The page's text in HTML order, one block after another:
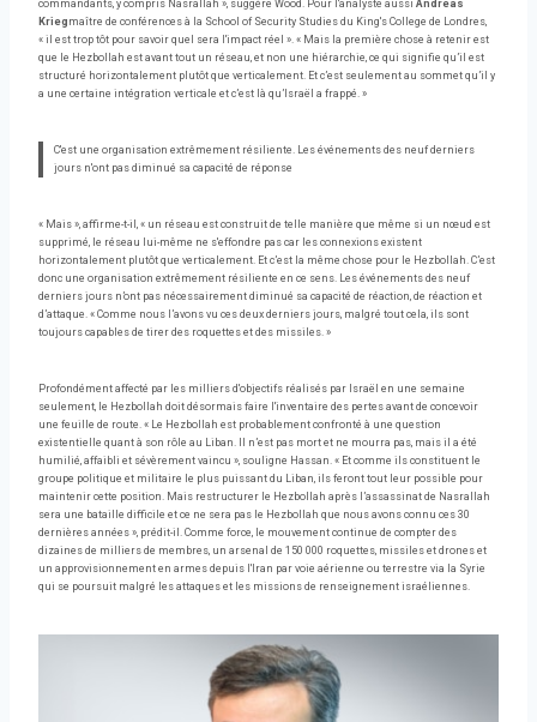
commandants, y compris Nasrallah », suggère Wood. Pour l'analyste aussi Andreas
Krieg maître de conférences à la School of Security Studies du King's College de Londres,
« il est trop tôt pour savoir quel sera l'impact réel ». « Mais la première chose à retenir est
que le Hezbollah est avant tout un réseau, et non une hiérarchie, ce qui signifie qu’il est
structuré horizontalement plutôt que verticalement. Et c’est seulement au sommet qu’il y
a une certaine intégration verticale et c’est là qu’Israël a frappé. »
C'est une organisation extrêmement résiliente. Les événements des neuf derniers
jours n'ont pas diminué sa capacité de réponse
« Mais », affirme-t-il, « un réseau est construit de telle manière que même si un nœud est
supprimé, le réseau lui-même ne s'effondre pas car les connexions existent
horizontalement plutôt que verticalement. Et c’est la même chose pour le Hezbollah. C’est
donc une organisation extrêmement résiliente en ce sens. Les événements des neuf
derniers jours n’ont pas nécessairement diminué sa capacité de réaction, de réaction et
d’attaque. « Comme nous l’avons vu ces deux derniers jours, malgré tout cela, ils sont
toujours capables de tirer des roquettes et des missiles. »
Profondément affecté par les milliers d'objectifs réalisés par Israël en une semaine
seulement, le Hezbollah doit désormais faire l'inventaire des pertes avant de concevoir
une feuille de route. « Le Hezbollah est probablement confronté à une question
existentielle quant à son rôle au Liban. Il n’est pas mort et ne mourra pas, mais il a été
humilié, affaibli et sévèrement vaincu », souligne Hassan. « Et comme ils constituent le
groupe politique et militaire le plus puissant du Liban, ils feront tout leur possible pour
maintenir cette position. Mais restructurer le Hezbollah après l’assassinat de Nasrallah
sera une bataille difficile et ce ne sera pas le Hezbollah que nous avons connu ces 30
dernières années », prédit-il. Comme force, le mouvement continue de compter des
dizaines de milliers de membres, un arsenal de 150 000 roquettes, missiles et drones et
un approvisionnement en armes depuis l'Iran par voie aérienne ou terrestre via la Syrie
qui se poursuit malgré les attaques et les missions de renseignement israéliennes.